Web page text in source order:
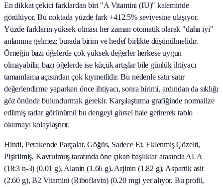
En dikkat çekici farklardan biri "A Vitamini (IU)" kaleminde
görülüyor. Bu noktada yüzde fark +412.5% seviyesine ulaşıyor.
Yüzde farkların yüksek olması her zaman otomatik olarak "daha iyi"
anlamına gelmez; burada birim ve hedef birlikte düşünülmelidir.
Örneğin bazı öğelerde çok yüksek değerler herkese uygun
olmayabilir, bazı öğelerde ise küçük artışlar bile günlük ihtiyacı
tamamlama açısından çok kıymetlidir. Bu nedenle satır satır
değerlendirme yaparken önce ihtiyacı, sonra birimi, ardından da sıklığı
göz önünde bulundurmak gerekir. Karşılaştırma grafiğinde normalize
edilmiş radar görünümü bu dengeyi görsel hale getirerek tablo
okumayı kolaylaştırır.
Hindi, Perakende Parçalar, Göğüs, Sadece Et, Eklenmiş Çözelti,
Pişirilmiş, Kavrulmuş tarafında öne çıkan başlıklar arasında ALA
(18:3 n-3) (0.01 g), Alanin (1.66 g), Arjinin (1.82 g), Aspartik asit
(2.60 g), B2 Vitamini (Riboflavin) (0.20 mg) yer alıyor. Bu profil,